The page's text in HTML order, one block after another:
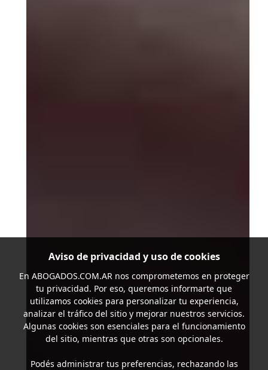
Aviso de privacidad y uso de cookies
En ABOGADOS.COM.ARnos comprometemos en proteger
tu privacidad. Por eso, queremos informarte que
utilizamos cookies para personalizar tu experiencia,
analizar el tráfico del sitio y mejorar nuestros servicios.
Algunas cookies son esenciales para el funcionamiento
del sitio, mientras que otras son opcionales.
Podés administrar tus preferencias, rechazando las